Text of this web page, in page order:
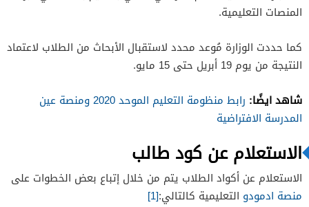
المنصات التعليمية.
كما حددت الوزارة مُوعد محدد لاستقبال الأبحاث من الطلاب لاعتماد
النتيجة من يوم 19 أبريل حتى 15 مايو.
شاهد ايضًا:
رابط منظومة التعليم الموحد 2020 ومنصة عين
المدرسة الافتراضية
الاستعلام عن كود طالب
الاستعلام عن أكواد الطلاب يتم من خلال إتباع بعض الخطوات على
منصة ادمودو التعليمية كالتالي:[1]